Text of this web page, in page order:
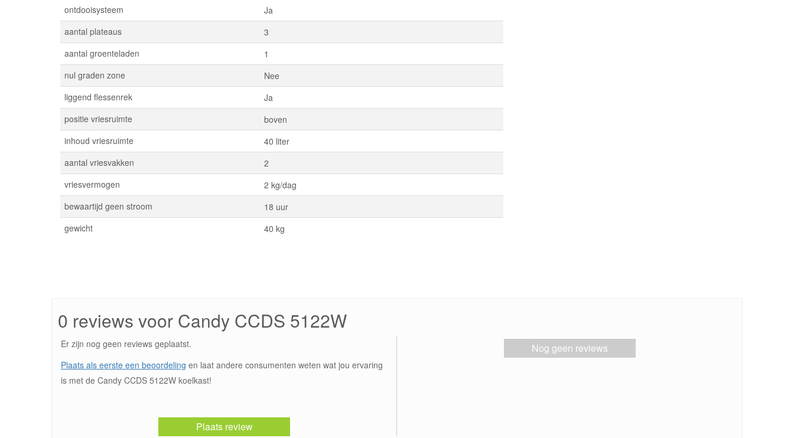
ontdooisysteem
Ja
aantal plateaus
3
aantal groenteladen
1
nul graden zone
Nee
liggend flessenrek
Ja
positie vriesruimte
boven
inhoud vriesruimte
40 liter
aantal vriesvakken
2
vriesvermogen
2 kg/dag
bewaartijd geen stroom
18 uur
gewicht
40 kg
0 reviews voor Candy CCDS 5122W
Er zijn nog geen reviews geplaatst.
Plaats als eerste een beoordeling en laat andere consumenten weten wat jou ervaring
is met de Candy CCDS 5122W koelkast!
Plaats review
Nog geen reviews